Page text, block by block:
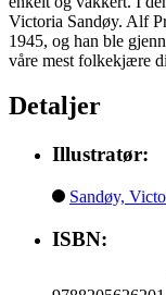
Victoria Sandøy. Alf
1945, og han ble
våre mest folkekjære
Detaljer
Illustratør:
Sandøy,
ISBN: